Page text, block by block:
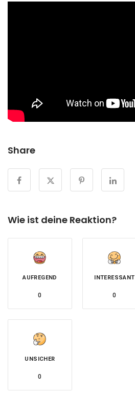
Share
Wie ist deine Reaktion?
AUFREGEND
0
INTERESSANT
0
UNSICHER
0